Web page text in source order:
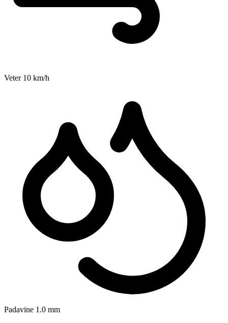
Veter 10 km/h
Padavine 1.0 mm